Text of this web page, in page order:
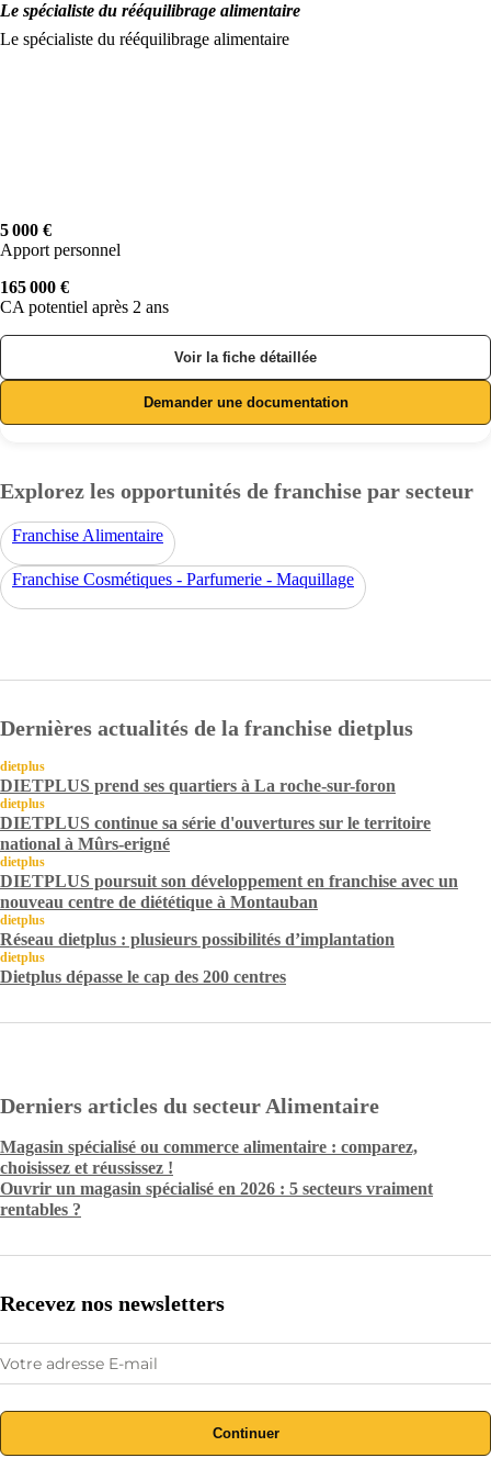
Le spécialiste du rééquilibrage alimentaire
Le spécialiste du rééquilibrage alimentaire
5 000 €
Apport personnel
165 000 €
CA potentiel après 2 ans
Voir la fiche détaillée
Demander une documentation
Explorez les opportunités de franchise par secteur
Franchise Alimentaire
Franchise Cosmétiques - Parfumerie - Maquillage
Dernières actualités de la franchise dietplus
dietplus
DIETPLUS prend ses quartiers à La roche-sur-foron
dietplus
DIETPLUS continue sa série d'ouvertures sur le territoire
national à Mûrs-erigné
dietplus
DIETPLUS poursuit son développement en franchise avec un
nouveau centre de diététique à Montauban
dietplus
Réseau dietplus : plusieurs possibilités d’implantation
dietplus
Dietplus dépasse le cap des 200 centres
Derniers articles du secteur Alimentaire
Magasin spécialisé ou commerce alimentaire : comparez,
choisissez et réussissez !
Ouvrir un magasin spécialisé en 2026 : 5 secteurs vraiment
rentables ?
Recevez nos newsletters
Continuer